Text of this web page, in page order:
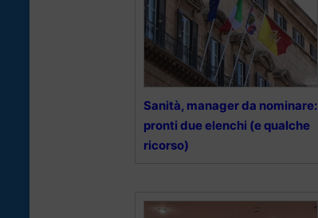
Sanità, manager da nominare:
pronti due elenchi (e qualche
ricorso)